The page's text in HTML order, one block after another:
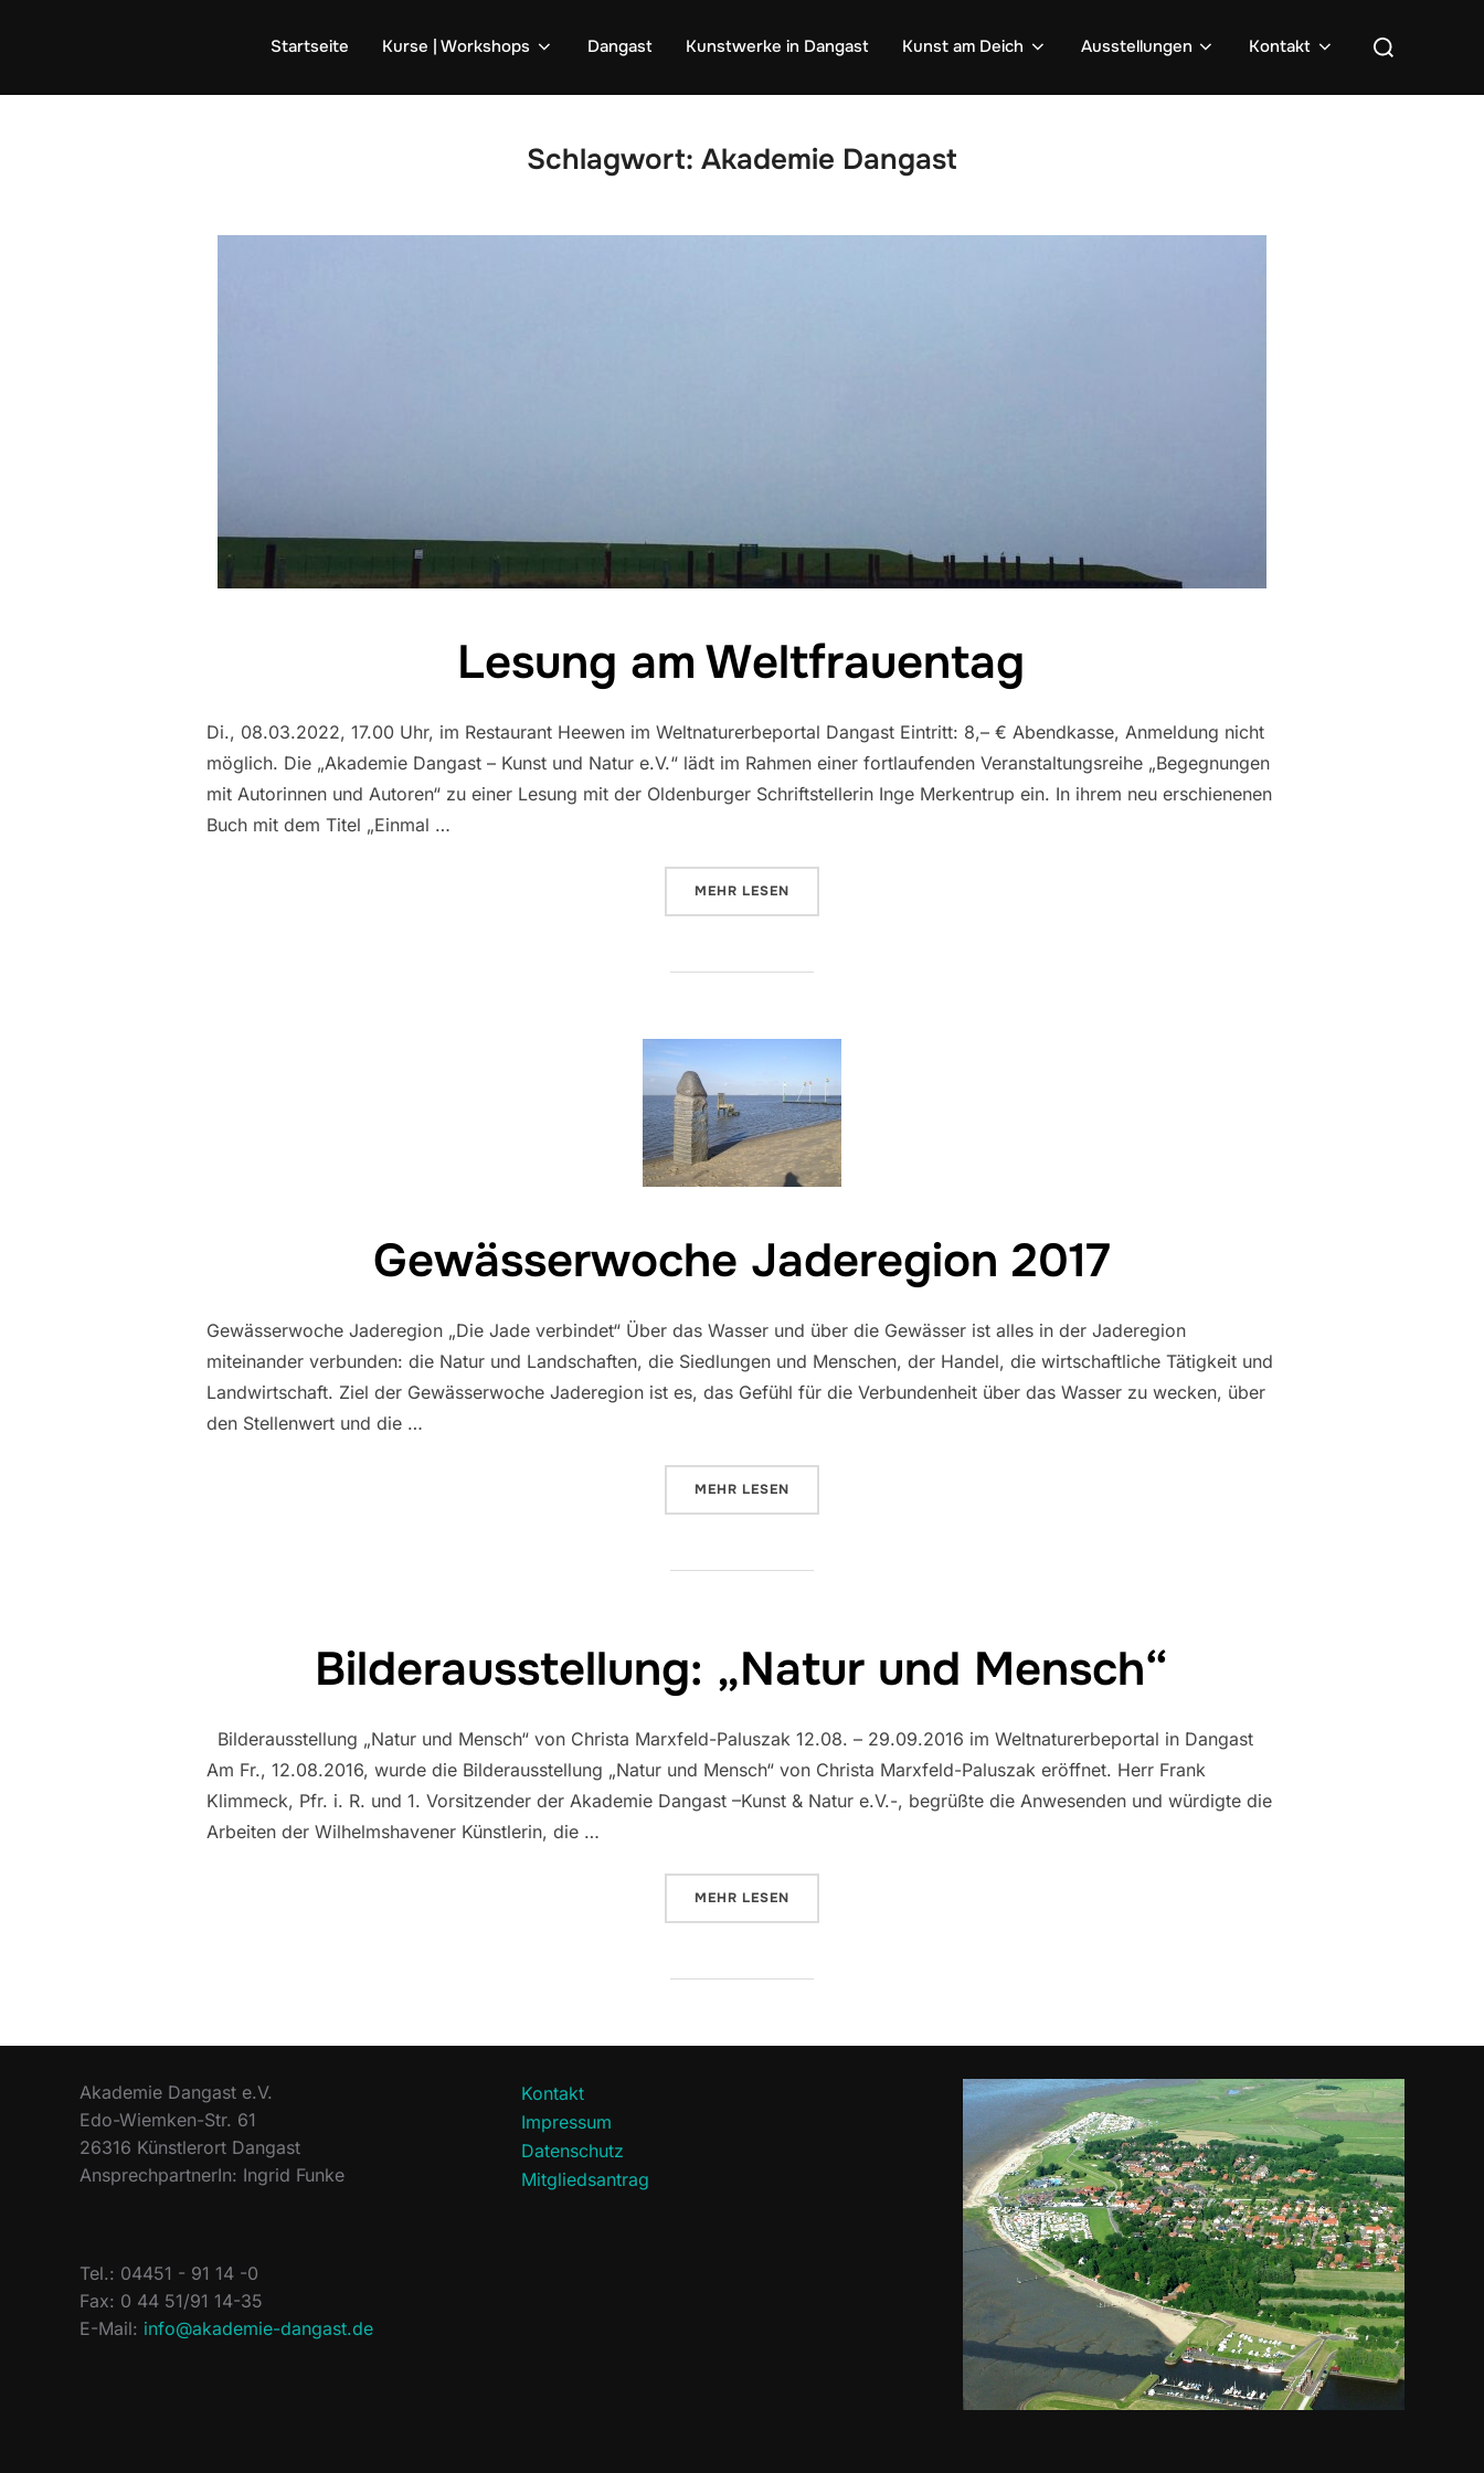
Startseite Kurse | Workshops Dangast Kunstwerke in Dangast Kunst am Deich Ausstellungen Kontakt
Suchen
Schlagwort: Akademie Dangast
Lesung am Weltfrauentag
Di., 08.03.2022, 17.00 Uhr, im Restaurant Heewen im Weltnaturerbeportal Dangast Eintritt: 8,– € Abendkasse, Anmeldung nicht
möglich. Die „Akademie Dangast – Kunst und Natur e.V.“ lädt im Rahmen einer fortlaufenden Veranstaltungsreihe „Begegnungen
mit Autorinnen und Autoren“ zu einer Lesung mit der Oldenburger Schriftstellerin Inge Merkentrup ein. In ihrem neu erschienenen
Buch mit dem Titel „Einmal …
MEHR ÜBER „LESUNG AM WELTFRAUENTAG“
LESEN
Gewässerwoche Jaderegion 2017
Gewässerwoche Jaderegion „Die Jade verbindet“ Über das Wasser und über die Gewässer ist alles in der Jaderegion
miteinander verbunden: die Natur und Landschaften, die Siedlungen und Menschen, der Handel, die wirtschaftliche Tätigkeit und
Landwirtschaft. Ziel der Gewässerwoche Jaderegion ist es, das Gefühl für die Verbundenheit über das Wasser zu wecken, über
den Stellenwert und die …
MEHR ÜBER „GEWÄSSERWOCHE JADEREGION 2017“
LESEN
Bilderausstellung: „Natur und Mensch“
Bilderausstellung „Natur und Mensch“ von Christa Marxfeld-Paluszak 12.08. – 29.09.2016 im Weltnaturerbeportal in Dangast
Am Fr., 12.08.2016, wurde die Bilderausstellung „Natur und Mensch“ von Christa Marxfeld-Paluszak eröffnet. Herr Frank
Klimmeck, Pfr. i. R. und 1. Vorsitzender der Akademie Dangast –Kunst & Natur e.V.-, begrüßte die Anwesenden und würdigte die
Arbeiten der Wilhelmshavener Künstlerin, die …
MEHR ÜBER „BILDERAUSSTELLUNG: „NATUR UND MENSCH““
LESEN
Akademie Dangast e.V.
Edo-Wiemken-Str. 61
26316 Künstlerort Dangast
AnsprechpartnerIn: Ingrid Funke
Tel.: 04451 - 91 14 -0
Fax: 0 44 51/91 14-35
E-Mail: info@akademie-dangast.de
Kontakt
Impressum
Datenschutz
Mitgliedsantrag